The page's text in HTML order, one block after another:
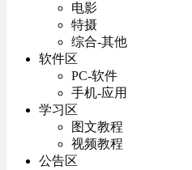
电影
特摄
综合-其他
软件区
PC-软件
手机-应用
学习区
图文教程
视频教程
公告区